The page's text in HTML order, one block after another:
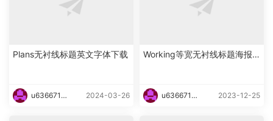
Plans无衬线标题英文字体下载
u6366719
2024-03-26
Working等宽无衬线标题海报
u6366719
2023-12-25